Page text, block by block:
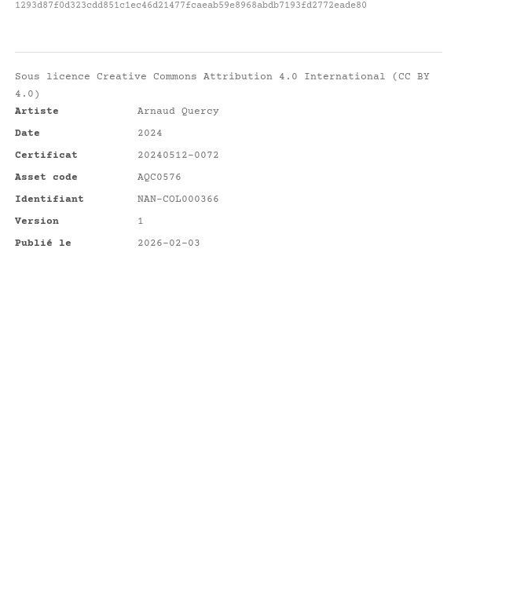
1293d87f0d323cdd851c1ec46d21477fcaeab59e8968abdb7193fd2772eade80
Sous licence Creative Commons Attribution 4.0 International (CC BY
4.0)
Artiste
Arnaud Quercy
Date
2024
Certificat
20240512-0072
Asset code
AQC0576
Identifiant
NAN-COL000366
Version
1
Publié le
2026-02-03